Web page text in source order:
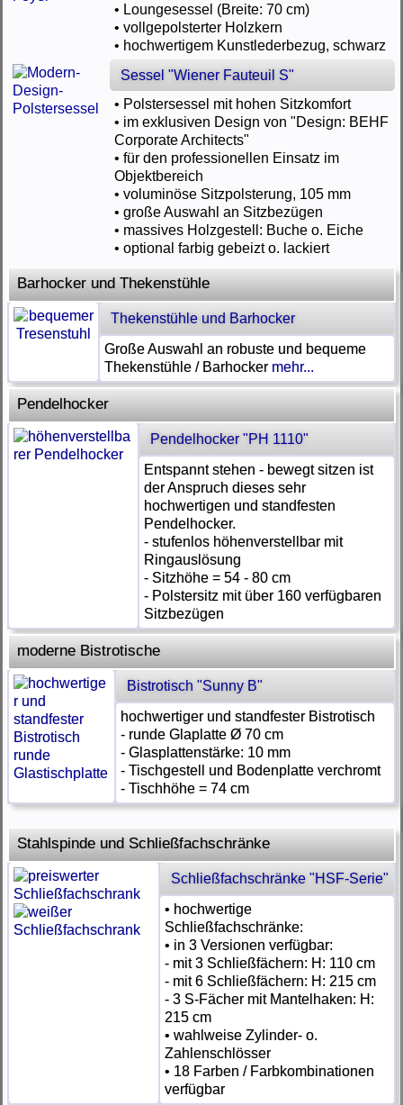
• Loungesessel (Breite: 70 cm)
• vollgepolsterter Holzkern
• hochwertigem Kunstlederbezug, schwarz
Sessel "Wiener Fauteuil S"
• Polstersessel mit hohen Sitzkomfort
• im exklusiven Design von "Design: BEHF
Corporate Architects"
• für den professionellen Einsatz im
Objektbereich
• voluminöse Sitzpolsterung, 105 mm
• große Auswahl an Sitzbezügen
• massives Holzgestell: Buche o. Eiche
• optional farbig gebeizt o. lackiert
Barhocker und Thekenstühle
Thekenstühle und Barhocker
Große Auswahl an robuste und bequeme
Thekenstühle / Barhocker mehr...
Pendelhocker
Pendelhocker "PH 1110"
Entspannt stehen - bewegt sitzen ist
der Anspruch dieses sehr
hochwertigen und standfesten
Pendelhocker.
- stufenlos höhenverstellbar mit
Ringauslösung
- Sitzhöhe = 54 - 80 cm
- Polstersitz mit über 160 verfügbaren
Sitzbezügen
moderne Bistrotische
Bistrotisch "Sunny B"
hochwertiger und standfester Bistrotisch
- runde Glaplatte Ø 70 cm
- Glasplattenstärke: 10 mm
- Tischgestell und Bodenplatte verchromt
- Tischhöhe = 74 cm
Stahlspinde und Schließfachschränke
Schließfachschränke "HSF-Serie"
• hochwertige
Schließfachschränke:
• in 3 Versionen verfügbar:
- mit 3 Schließfächern: H: 110 cm
- mit 6 Schließfächern: H: 215 cm
- 3 S-Fächer mit Mantelhaken: H:
215 cm
• wahlweise Zylinder- o.
Zahlenschlösser
• 18 Farben / Farbkombinationen
verfügbar